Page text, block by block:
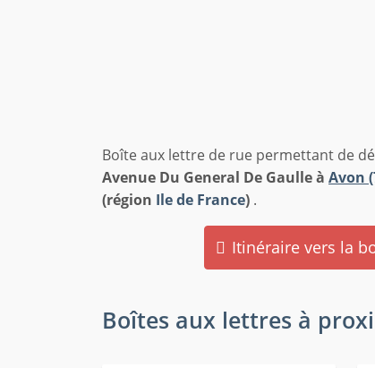
Boîte aux lettre de rue permettant de
Avenue Du General De Gaulle à Avon
(région Ile de France) .
Itinéraire vers la
Boîtes aux lettres à